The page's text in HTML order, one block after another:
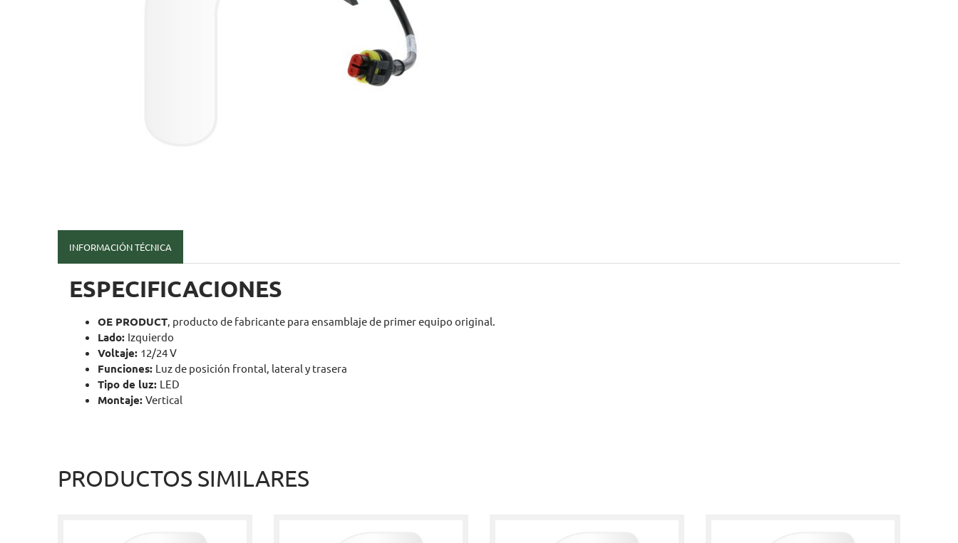
INFORMACIÓN TÉCNICA
ESPECIFICACIONES
OE PRODUCT, producto de fabricante para ensamblaje de primer equipo original.
Lado: Izquierdo
Voltaje: 12/24 V
Funciones: Luz de posición frontal, lateral y trasera
Tipo de luz: LED
Montaje: Vertical
PRODUCTOS SIMILARES